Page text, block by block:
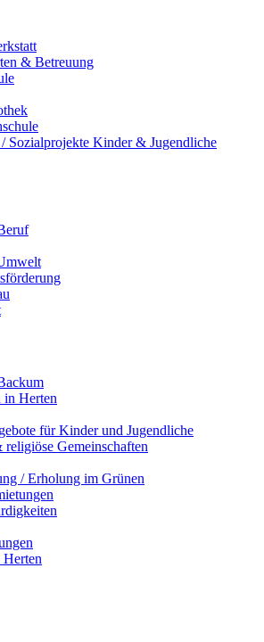
& Betreuung
Sozialprojekte Kinder & Jugendliche
in Herten
für Kinder und Jugendliche
Gemeinschaften
/ Erholung im Grünen
Herten